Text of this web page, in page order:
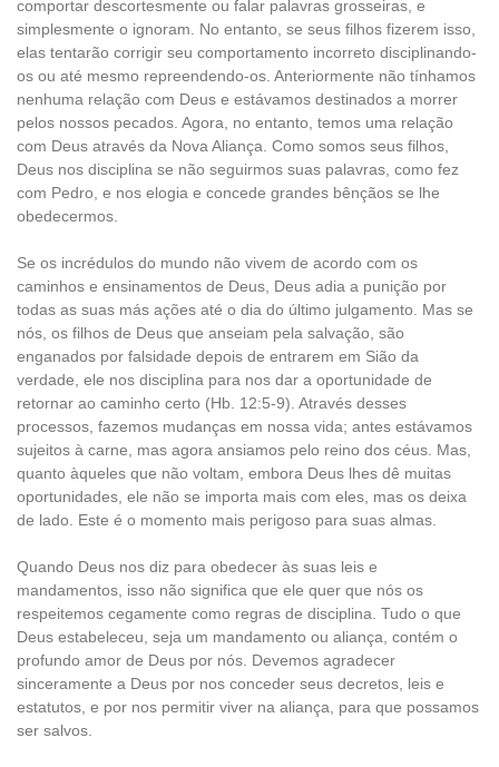
comportar descortesmente ou falar palavras grosseiras, e
simplesmente o ignoram. No entanto, se seus filhos fizerem isso,
elas tentarão corrigir seu comportamento incorreto disciplinando-
os ou até mesmo repreendendo-os. Anteriormente não tínhamos
nenhuma relação com Deus e estávamos destinados a morrer
pelos nossos pecados. Agora, no entanto, temos uma relação
com Deus através da Nova Aliança. Como somos seus filhos,
Deus nos disciplina se não seguirmos suas palavras, como fez
com Pedro, e nos elogia e concede grandes bênçãos se lhe
obedecermos.
Se os incrédulos do mundo não vivem de acordo com os
caminhos e ensinamentos de Deus, Deus adia a punição por
todas as suas más ações até o dia do último julgamento. Mas se
nós, os filhos de Deus que anseiam pela salvação, são
enganados por falsidade depois de entrarem em Sião da
verdade, ele nos disciplina para nos dar a oportunidade de
retornar ao caminho certo (Hb. 12:5-9). Através desses
processos, fazemos mudanças em nossa vida; antes estávamos
sujeitos à carne, mas agora ansiamos pelo reino dos céus. Mas,
quanto àqueles que não voltam, embora Deus lhes dê muitas
oportunidades, ele não se importa mais com eles, mas os deixa
de lado. Este é o momento mais perigoso para suas almas.
Quando Deus nos diz para obedecer às suas leis e
mandamentos, isso não significa que ele quer que nós os
respeitemos cegamente como regras de disciplina. Tudo o que
Deus estabeleceu, seja um mandamento ou aliança, contém o
profundo amor de Deus por nós. Devemos agradecer
sinceramente a Deus por nos conceder seus decretos, leis e
estatutos, e por nos permitir viver na aliança, para que possamos
ser salvos.